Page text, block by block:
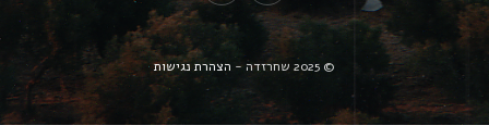
© 2025 שחרזדה - הצהרת נגישות